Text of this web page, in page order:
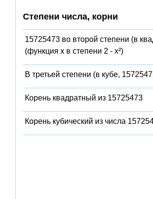
Степени числа, корни
15725473 во второй степени (в
(функция x в степени 2 - x²)
В третьей степени (в кубе,
Корень квадратный из 15725473
Корень кубический из числа